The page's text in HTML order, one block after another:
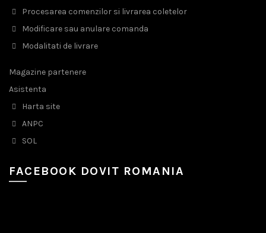
Procesarea comenzilor si livrarea coletelor
Modificare sau anulare comanda
Modalitati de livrare
Magazine partenere
Asistenta
Harta site
ANPC
SOL
FACEBOOK DOVIT ROMANIA